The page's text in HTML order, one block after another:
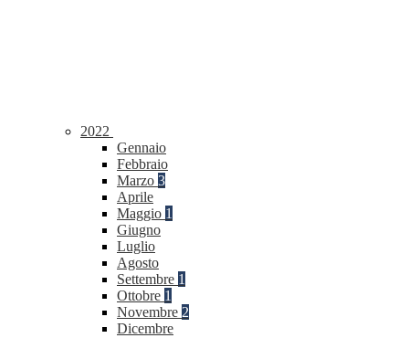
2022
Gennaio
Febbraio
Marzo 3
Aprile
Maggio 1
Giugno
Luglio
Agosto
Settembre 1
Ottobre 1
Novembre 2
Dicembre